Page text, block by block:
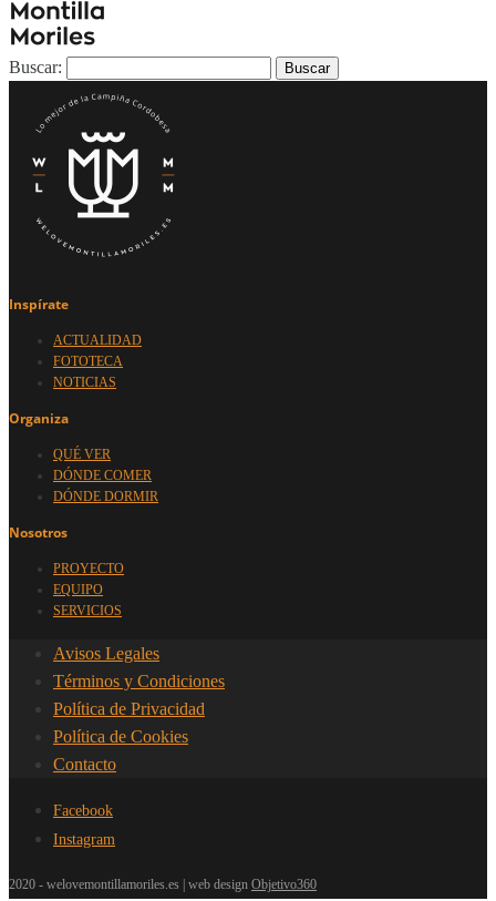
Buscar:
Inspírate
ACTUALIDAD
FOTOTECA
NOTICIAS
Organiza
QUÉ VER
DÓNDE COMER
DÓNDE DORMIR
Nosotros
PROYECTO
EQUIPO
SERVICIOS
Avisos Legales
Términos y Condiciones
Política de Privacidad
Política de Cookies
Contacto
Facebook
Instagram
2020 - welovemontillamoriles.es | web design Objetivo360